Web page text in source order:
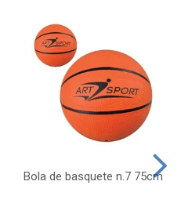
Bola de basquete n.7 75cm